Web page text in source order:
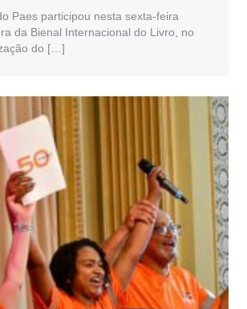
Paes participou nesta sexta-feira
da Bienal Internacional do Livro, no
do […]